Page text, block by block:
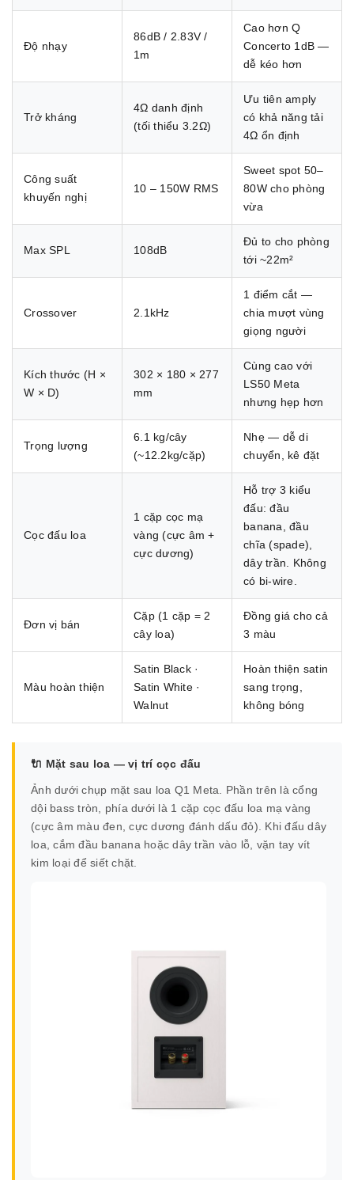
Độ nhạy
86dB / 2.83V /
1m
Cao hơn Q
Concerto 1dB —
dễ kéo hơn
Trở kháng
4Ω danh định
(tối thiểu 3.2Ω)
Ưu tiên amply
có khả năng tải
4Ω ổn định
Công suất
khuyến nghị
10 – 150W RMS
Sweet spot 50–
80W cho phòng
vừa
Max SPL 108dB
Đủ to cho phòng
tới ~22m²
Crossover 2.1kHz
1 điểm cắt —
chia mượt vùng
giọng người
Kích thước (H ×
W × D)
302 × 180 × 277
mm
Cùng cao với
LS50 Meta
nhưng hẹp hơn
Trọng lượng
6.1 kg/cây
(~12.2kg/cặp)
Nhẹ — dễ di
chuyển, kê đặt
Cọc đấu loa
1 cặp cọc mạ
vàng (cực âm +
cực dương)
Hỗ trợ 3 kiểu
đấu: đầu
banana, đầu
chĩa (spade),
dây trần. Không
có bi-wire.
Đơn vị bán
Cặp (1 cặp = 2
cây loa)
Đồng giá cho cả
3 màu
Màu hoàn thiện
Satin Black ·
Satin White ·
Walnut
Hoàn thiện satin
sang trọng,
không bóng
🔌 Mặt sau loa — vị trí cọc đấu
Ảnh dưới chụp mặt sau loa Q1 Meta. Phần trên là cổng
dội bass tròn, phía dưới là 1 cặp cọc đấu loa mạ vàng
(cực âm màu đen, cực dương đánh dấu đỏ). Khi đấu dây
loa, cắm đầu banana hoặc dây trần vào lỗ, vặn tay vít
kim loại để siết chặt.